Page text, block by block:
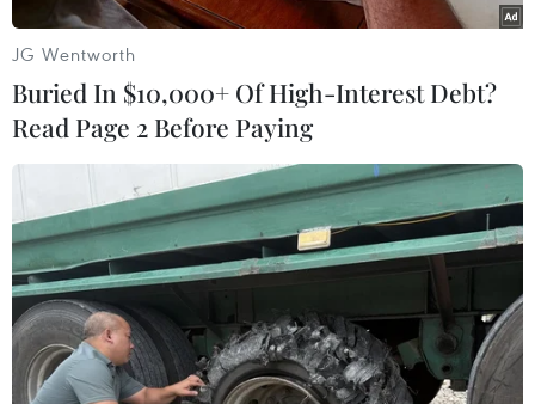
Tuyển Việt Nam đặt chân đến Myanmar
JG Wentworth
Buried In $10,000+ Of High-Interest Debt?
Read Page 2 Before Paying